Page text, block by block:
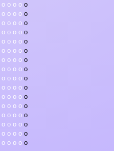
o o o o o
o o o o o
o o o o o
o o o o o
o o o o o
o o o o o
o o o o o
o o o o o
o o o o o
o o o o o
o o o o o
o o o o o
o o o o o
o o o o o
o o o o o
o o o o o